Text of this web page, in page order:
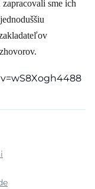
sme ich